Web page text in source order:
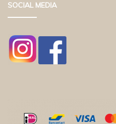
SOCIAL MEDIA